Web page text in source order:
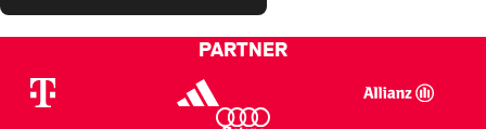
PARTNER